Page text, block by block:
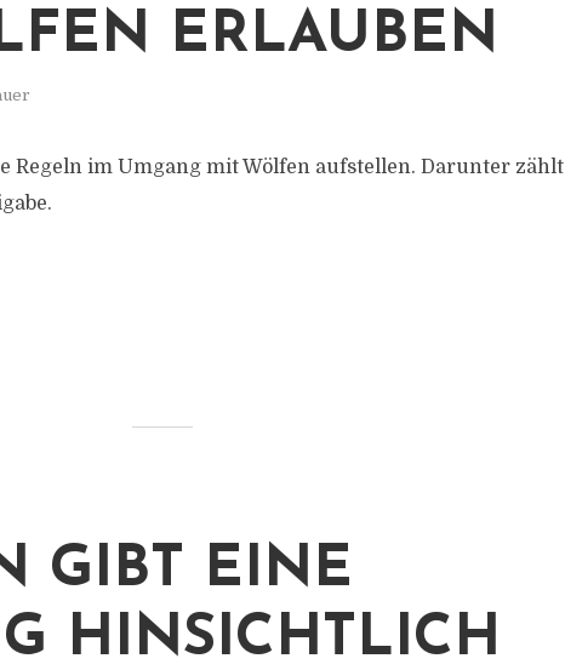
ERLAUBEN
Regeln im Umgang mit Wölfen aufstellen. Darunter zählt
GIBT EINE
HINSICHTLICH